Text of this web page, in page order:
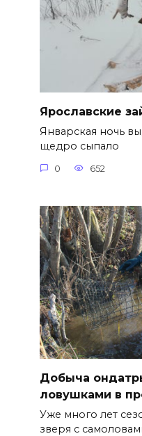
Ярославские
Январская ночь
щедро сыпало
0 652
Добыча
ловушками в
Уже много лет
зверя с